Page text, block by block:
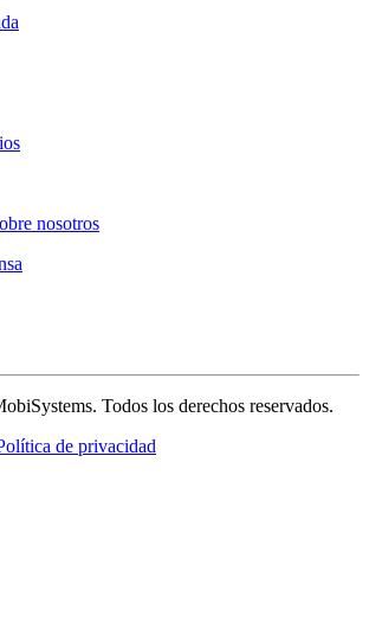
nosotros
Todos los derechos reservados.
de privacidad